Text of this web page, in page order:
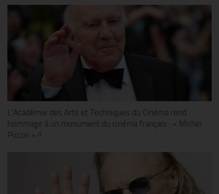
L’Académie des Arts et Techniques du Cinéma rend
hommage à un monument du cinéma français : « Michel
Piccoli » !!